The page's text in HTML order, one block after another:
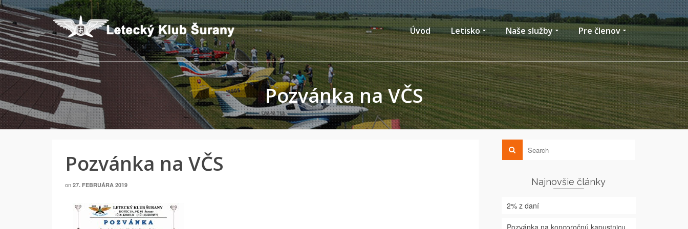
Úvod Letisko Naše služby Pre členov
Pozvánka na VČS
Pozvánka na VČS
on 27. FEBRUÁRA 2019 Najnovšie články
2% z daní
Pozvánka na koncoročnú kapustnicu